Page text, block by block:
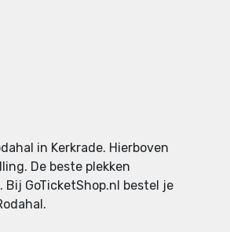
in Kerkrade. Hierboven
De beste plekken
GoTicketShop.nl bestel je